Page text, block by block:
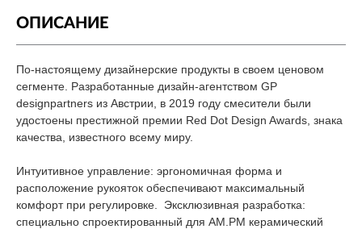
ОПИСАНИЕ
По-настоящему дизайнерские продукты в своем ценовом
сегменте. Разработанные дизайн-агентством GP
designpartners из Австрии, в 2019 году смесители были
удостоены престижной премии Red Dot Design Awards, знака
качества, известного всему миру.
Интуитивное управление: эргономичная форма и
расположение рукояток обеспечивают максимальный
комфорт при регулировке. Эксклюзивная разработка:
специально спроектированный для АМ.РМ керамический